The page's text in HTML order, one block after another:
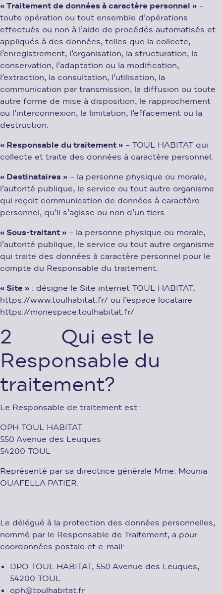
« Traitement de données à caractère personnel » –
toute opération ou tout ensemble d’opérations
effectués ou non à l’aide de procédés automatisés et
appliqués à des données, telles que la collecte,
l’enregistrement, l’organisation, la structuration, la
conservation, l’adaptation ou la modification,
l’extraction, la consultation, l’utilisation, la
communication par transmission, la diffusion ou toute
autre forme de mise à disposition, le rapprochement
ou l’interconnexion, la limitation, l’effacement ou la
destruction.
« Responsable du traitement » – TOUL HABITAT qui
collecte et traite des données à caractère personnel.
« Destinataires » – la personne physique ou morale,
l’autorité publique, le service ou tout autre organisme
qui reçoit communication de données à caractère
personnel, qu’il s’agisse ou non d’un tiers.
« Sous-traitant » – la personne physique ou morale,
l’autorité publique, le service ou tout autre organisme
qui traite des données à caractère personnel pour le
compte du Responsable du traitement.
« Site » : désigne le Site internet TOUL HABITAT,
https://www.toulhabitat.fr/ ou l’espace locataire
https://monespace.toulhabitat.fr/
2 Qui est le
Responsable du
traitement?
Le Responsable de traitement est :
OPH TOUL HABITAT
550 Avenue des Leuques
54200 TOUL
Représenté par sa directrice générale Mme. Mounia
OUAFELLA PATIER.
Le délégué à la protection des données personnelles,
nommé par le Responsable de Traitement, a pour
coordonnées postale et e-mail:
DPO TOUL HABITAT, 550 Avenue des Leuques,
54200 TOUL
oph@toulhabitat.fr